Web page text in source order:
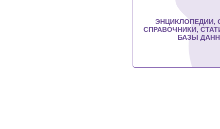
ЭНЦИКЛОПЕДИИ,
СПРАВОЧНИКИ,
БАЗЫ